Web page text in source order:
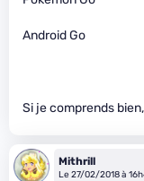
Android Go
Si je comprends
Mithrill
Le 27/02/2018 à